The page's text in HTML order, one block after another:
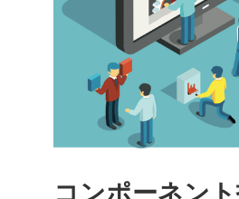
コンポーネン